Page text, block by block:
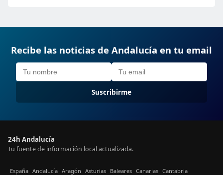
Recibe las noticias de Andalucía en tu email
Suscribirme
24h Andalucía
Tu fuente de información local actualizada.
España Andalucía Aragón Asturias Baleares Canarias Cantabria